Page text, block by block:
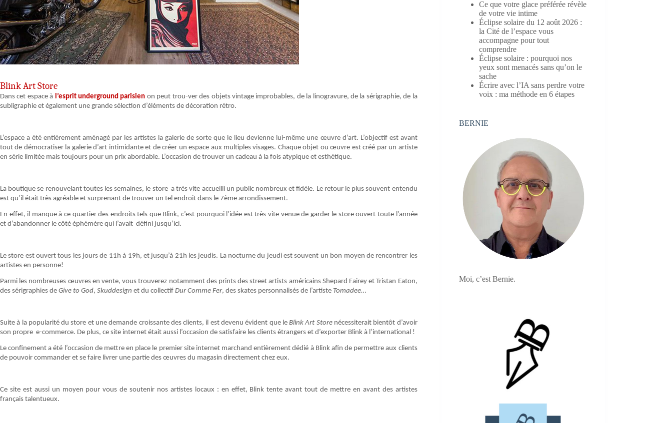
Blink Art Store
Dans cet espace à l’esprit underground parisien on peut trou-ver des objets vintage improbables, de la linogravure, de la sérigraphie, de la
subligraphie et également une grande sélection d’éléments de décoration rétro.
L’espace a été entièrement aménagé par les artistes la galerie de sorte que le lieu devienne lui-même une œuvre d’art. L’objectif est avant
tout de démocratiser la galerie d’art intimidante et de créer un espace aux multiples visages. Chaque objet ou œuvre est créé par un artiste
en série limitée mais toujours pour un prix abordable. L’occasion de trouver un cadeau à la fois atypique et esthétique.
La boutique se renouvelant toutes les semaines, le store a très vite accueilli un public nombreux et fidèle. Le retour le plus souvent entendu
est qu’il était très agréable et surprenant de trouver un tel endroit dans le 7ème arrondissement.
En effet, il manque à ce quartier des endroits tels que Blink, c’est pourquoi l’idée est très vite venue de garder le store ouvert toute l’année
et d’abandonner le côté éphémère qui l’avait défini jusqu’ici.
Le store est ouvert tous les jours de 11h à 19h, et jusqu’à 21h les jeudis. La nocturne du jeudi est souvent un bon moyen de rencontrer les
artistes en personne!
Parmi les nombreuses œuvres en vente, vous trouverez notamment des prints des street artists américains Shepard Fairey et Tristan Eaton,
des sérigraphies de Give to God, Skuddesign et du collectif Dur Comme Fer, des skates personnalisés de l’artiste Tomadee…
Suite à la popularité du store et une demande croissante des clients, il est devenu évident que leBlink Art Store nécessiterait bientôt d’avoir
son propre e-commerce. De plus, ce site internet était aussi l’occasion de satisfaire les clients étrangers et d’exporter Blink à l’international !
Le confinement a été l’occasion de mettre en place le premier site internet marchand entièrement dédié à Blink afin de permettre aux clients
de pouvoir commander et se faire livrer une partie des œuvres du magasin directement chez eux.
Ce site est aussi un moyen pour vous de soutenir nos artistes locaux : en effet, Blink tente avant tout de mettre en avant des artistes
français talentueux.
Ce que votre glace préférée révèle
de votre vie intime
Éclipse solaire du 12 août 2026 :
la Cité de l’espace vous
accompagne pour tout
comprendre
Éclipse solaire : pourquoi nos
yeux sont menacés sans qu’on le
sache
Écrire avec l’IA sans perdre votre
voix : ma méthode en 6 étapes
BERNIE
Moi, c’est Bernie.